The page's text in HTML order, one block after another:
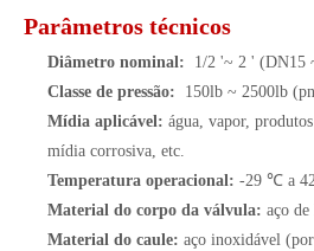
Parâmetros técnicos
Diâmetro nominal:
1/2 '~ 2 ' (DN15
Classe de pressão:
150lb ~ 2500lb
Mídia aplicável: água, vapor,
mídia corrosiva, etc.
Temperatura operacional: -29 ℃ a
Material do corpo da válvula: aço
Material do caule: aço inoxidável